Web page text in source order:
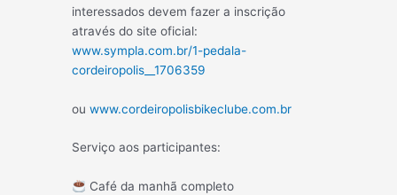
interessados devem fazer a inscrição
através do site oficial:
www.sympla.com.br/1-pedala-
cordeiropolis__1706359
ou www.cordeiropolisbikeclube.com.br
Serviço aos participantes:
Café da manhã completo